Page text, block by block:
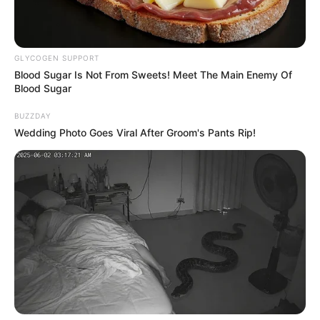
GLYCOGEN SUPPORT
Blood Sugar Is Not From Sweets! Meet The Main Enemy Of
Blood Sugar
BUZZDAY
Wedding Photo Goes Viral After Groom's Pants Rip!